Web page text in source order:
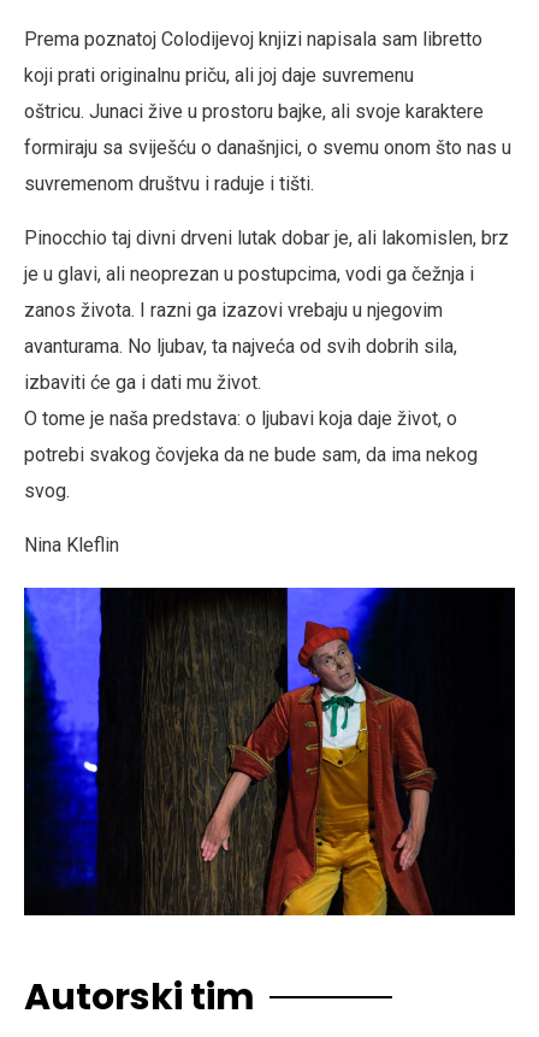
Prema poznatoj Colodijevoj knjizi napisala sam libretto
koji prati originalnu priču, ali joj daje suvremenu
oštricu. Junaci žive u prostoru bajke, ali svoje karaktere
formiraju sa sviješću o današnjici, o svemu onom što nas u
suvremenom društvu i raduje i tišti.
Pinocchio taj divni drveni lutak dobar je, ali lakomislen, brz
je u glavi, ali neoprezan u postupcima, vodi ga čežnja i
zanos života. I razni ga izazovi vrebaju u njegovim
avanturama. No ljubav, ta najveća od svih dobrih sila,
izbaviti će ga i dati mu život.
O tome je naša predstava: o ljubavi koja daje život, o
potrebi svakog čovjeka da ne bude sam, da ima nekog
svog.
Nina Kleflin
Autorski tim